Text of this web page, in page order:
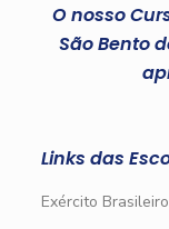
O nosso
São Bento
Links das
Exército Brasileiro